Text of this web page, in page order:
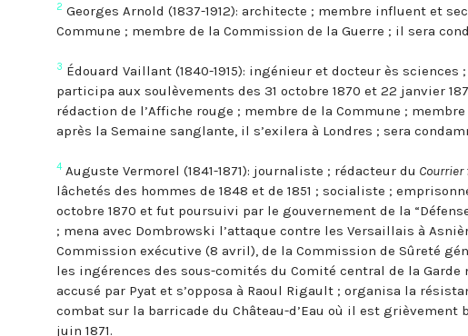
2 Georges Arnold (1837-1912): architecte ; membre influent et
Commune ; membre de la Commission de la Guerre ; il sera
3 Édouard Vaillant (1840-1915): ingénieur et docteur ès
participa aux soulèvements des 31 octobre 1870 et 22 janvier
rédaction de l’Affiche rouge ; membre de la Commune ;
après la Semaine sanglante, il s’exilera à Londres ; sera
4Auguste Vermorel (1841-1871): journaliste ; rédacteur du
lâchetés des hommes de 1848 et de 1851 ; socialiste ;
octobre 1870 et fut poursuivi par le gouvernement de la
; mena avec Dombrowski l’attaque contre les Versaillais à
Commission exécutive (8 avril), de la Commission de Sûreté
les ingérences des sous-comités du Comité central de la
accusé par Pyat et s’opposa à Raoul Rigault ; organisa la
combat sur la barricade du Château-d’Eau où il est
juin 1871.